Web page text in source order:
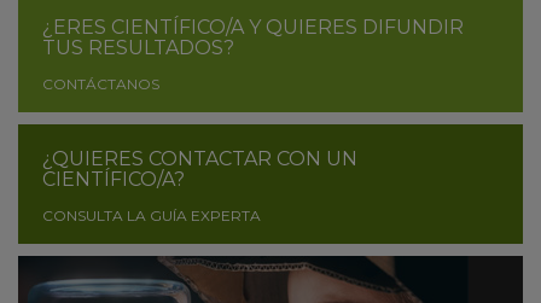
¿ERES CIENTÍFICO/A Y QUIERES DIFUNDIR
TUS RESULTADOS?
CONTÁCTANOS
¿QUIERES CONTACTAR CON UN
CIENTÍFICO/A?
CONSULTA LA GUÍA EXPERTA